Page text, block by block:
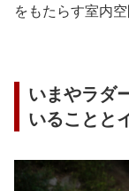
をもたらす室内空
いまやラダ
いることと